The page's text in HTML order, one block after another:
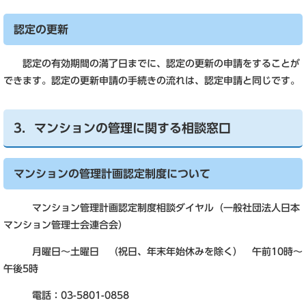
認定の更新
認定の有効期間の満了日までに、認定の更新の申請をすることが
できます。認定の更新申請の手続きの流れは、認定申請と同じです。
3．マンションの管理に関する相談窓口
マンションの管理計画認定制度について
マンション管理計画認定制度相談ダイヤル（一般社団法人日本
マンション管理士会連合会）
月曜日～土曜日 （祝日、年末年始休みを除く） 午前10時～
午後5時
電話：03-5801-0858